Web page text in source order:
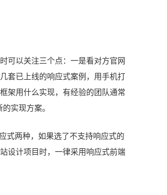
可以关注三个点：一是看对方官网
套已上线的响应式案例，用手机打
架用什么实现，有经验的团队通常
实现方案。
式两种，如果选了不支持响应式的
设计项目时，一律采用响应式前端